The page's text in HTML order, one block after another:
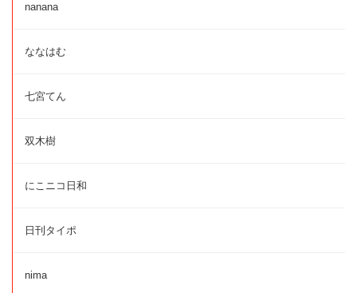
nanana
ななはむ
七宮てん
双木樹
にこニコ日和
日刊タイポ
nima